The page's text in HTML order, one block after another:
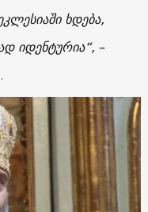
ხდება,
იდენტურია“, –